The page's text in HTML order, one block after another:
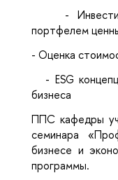
-
портфелем
- Оценка
- ESG
бизнеса
ППС кафедры
семинара
бизнесе и
программы.